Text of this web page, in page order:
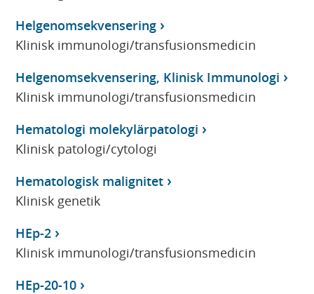
Helgenomsekvensering
Klinisk immunologi/transfusionsmedicin
Helgenomsekvensering, Klinisk Immunologi
Klinisk immunologi/transfusionsmedicin
Hematologi molekylärpatologi
Klinisk patologi/cytologi
Hematologisk malignitet
Klinisk genetik
HEp-2
Klinisk immunologi/transfusionsmedicin
HEp-20-10